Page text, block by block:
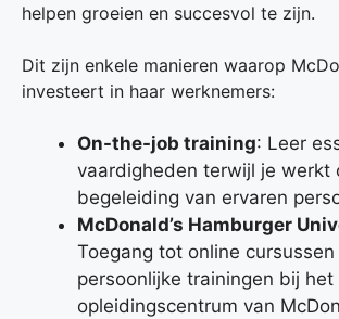
helpen groeien en succesvol te zijn.
Dit zijn enkele manieren waarop
investeert in haar werknemers:
On-the-job training: Leer
vaardigheden terwijl je werkt
begeleiding van ervaren
McDonald’s Hamburger
Toegang tot online cursussen
persoonlijke trainingen bij
opleidingscentrum van